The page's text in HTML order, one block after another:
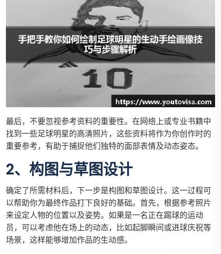
最后，不要忽视参考资料的重要性。在网络上或专业书籍中
找到一些足球明星的高清照片，这些资料将作为你创作时的
重要参考，有助于捕捉他们独特的面部表情及动态姿态。
2、构图与草图设计
确定了所需材料后，下一步是构图和草图设计。这一过程可
以帮助你为最终作品打下良好的基础。首先，根据参考照片
来设定人物的位置以及姿势。如果是一名正在踢球的运动
员，可以考虑他在场上的动态，比如起脚瞬间或进球庆祝等
场景，这样能够增加作品的生动感。